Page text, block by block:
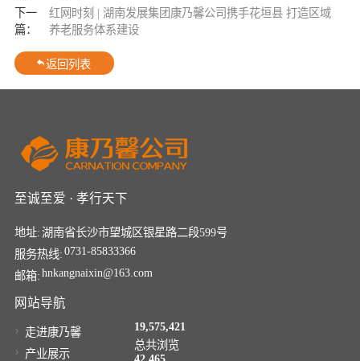
下一
篇：
红网时刻 | 湖南发展集团康乃馨公司携手花垣县 打造区域
养老服务体系建设
返回列表
至诚至爱 · 孝行天下
地址: 湖南省长沙市望城区银星路二段599号
服务热线: 0731-85833366
邮箱: hnkangnaixin@163.com
网站导航
走进康乃馨
产业展示
19,575,421
总共浏览